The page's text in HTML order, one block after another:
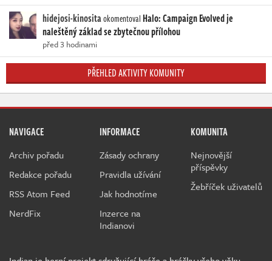
hidejosi-kinositaokomentoval Halo: Campaign Evolved je
naleštěný základ se zbytečnou přílohou
před 3 hodinami
PŘEHLED AKTIVITY KOMUNITY
NAVIGACE
Archiv pořadu
Redakce pořadu
RSS Atom Feed
NerdFix
INFORMACE
Zásady ochrany
Pravidla užívání
Jak hodnotíme
Inzerce na
Indianovi
KOMUNITA
Nejnovější
příspěvky
Žebříček uživatelů